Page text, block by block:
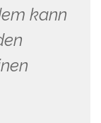
kann